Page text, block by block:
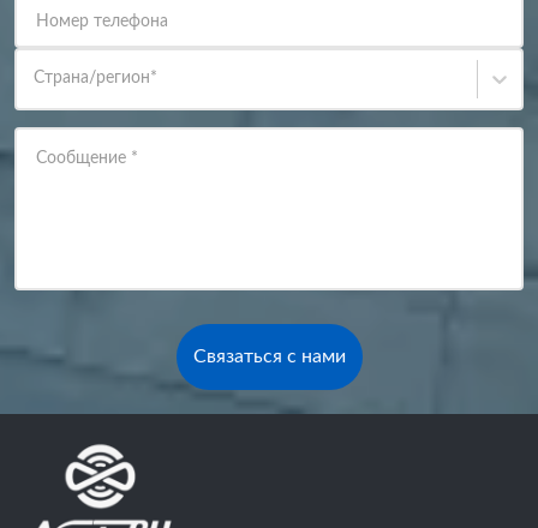
Номер телефона
Страна/регион*
Сообщение *
Связаться с нами